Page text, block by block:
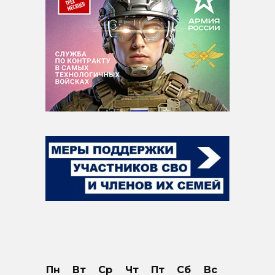
Пн Вт Ср Чт Пт Сб
Вс